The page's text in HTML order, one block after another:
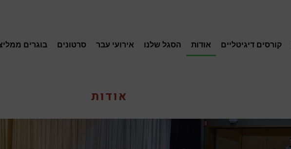
קורסים דיגיטליים אודות הסגל שלנו אירועי עבר סרטונים בוגרים
אודות